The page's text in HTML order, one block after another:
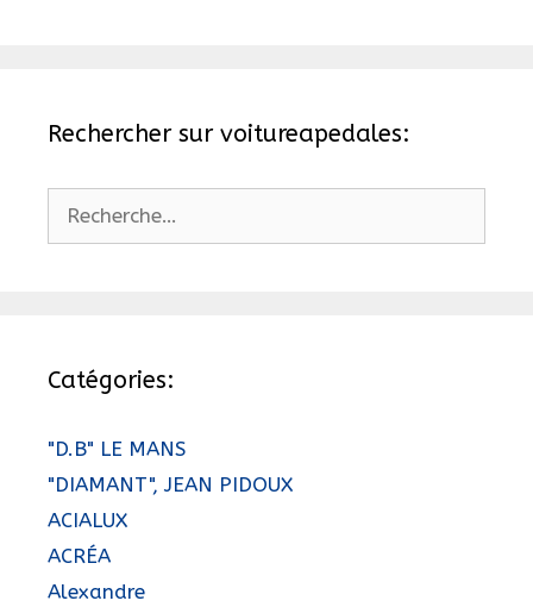
Rechercher sur voitureapedales:
Catégories:
"D.B" LE MANS
"DIAMANT", JEAN PIDOUX
ACIALUX
ACRÉA
Alexandre